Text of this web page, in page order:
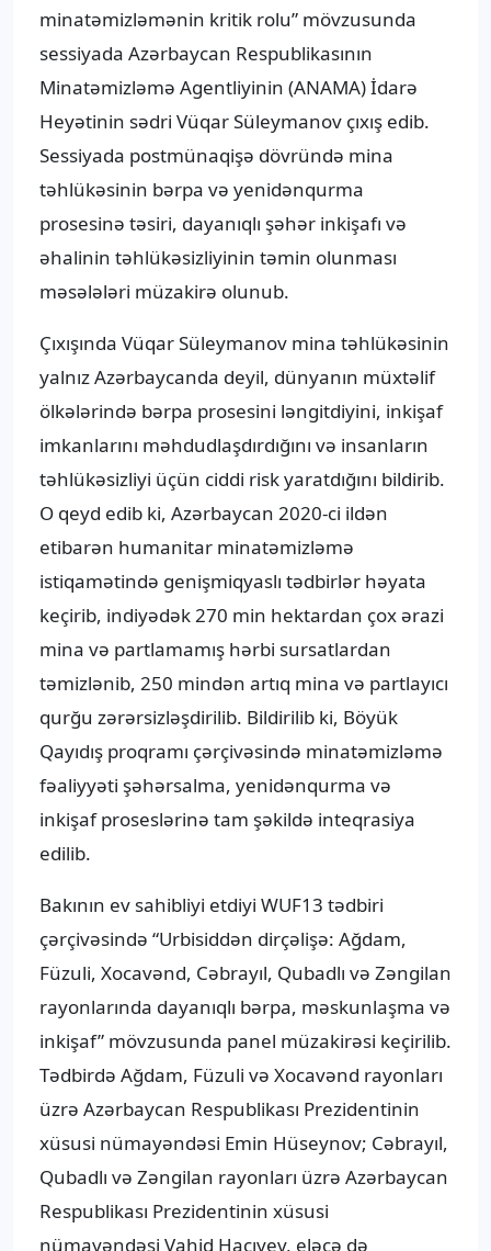
minatəmizləmənin kritik rolu” mövzusunda
sessiyada Azərbaycan Respublikasının
Minatəmizləmə Agentliyinin (ANAMA) İdarə
Heyətinin sədri Vüqar Süleymanov çıxış edib.
Sessiyada postmünaqişə dövründə mina
təhlükəsinin bərpa və yenidənqurma
prosesinə təsiri, dayanıqlı şəhər inkişafı və
əhalinin təhlükəsizliyinin təmin olunması
məsələləri müzakirə olunub.
Çıxışında Vüqar Süleymanov mina təhlükəsinin
yalnız Azərbaycanda deyil, dünyanın müxtəlif
ölkələrində bərpa prosesini ləngitdiyini, inkişaf
imkanlarını məhdudlaşdırdığını və insanların
təhlükəsizliyi üçün ciddi risk yaratdığını bildirib.
O qeyd edib ki, Azərbaycan 2020-ci ildən
etibarən humanitar minatəmizləmə
istiqamətində genişmiqyaslı tədbirlər həyata
keçirib, indiyədək 270 min hektardan çox ərazi
mina və partlamamış hərbi sursatlardan
təmizlənib, 250 mindən artıq mina və partlayıcı
qurğu zərərsizləşdirilib. Bildirilib ki, Böyük
Qayıdış proqramı çərçivəsində minatəmizləmə
fəaliyyəti şəhərsalma, yenidənqurma və
inkişaf proseslərinə tam şəkildə inteqrasiya
edilib.
Bakının ev sahibliyi etdiyi WUF13 tədbiri
çərçivəsində “Urbisiddən dirçəlişə: Ağdam,
Füzuli, Xocavənd, Cəbrayıl, Qubadlı və Zəngilan
rayonlarında dayanıqlı bərpa, məskunlaşma və
inkişaf” mövzusunda panel müzakirəsi keçirilib.
Tədbirdə Ağdam, Füzuli və Xocavənd rayonları
üzrə Azərbaycan Respublikası Prezidentinin
xüsusi nümayəndəsi Emin Hüseynov; Cəbrayıl,
Qubadlı və Zəngilan rayonları üzrə Azərbaycan
Respublikası Prezidentinin xüsusi
nümayəndəsi Vahid Hacıyev, eləcə də